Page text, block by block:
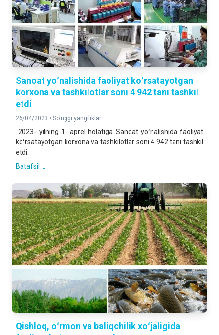
Sanoat yoʻnalishida faoliyat koʻrsatayotgan
korxona va tashkilotlar soni 4 942 tani tashkil
etdi
26/04/2023 • So'nggi yangiliklar
2023- yilning 1- aprel holatiga Sanoat yoʻnalishida faoliyat
koʻrsatayotgan korxona va tashkilotlar soni 4 942 tani tashkil
etdi.
Batafsil ...
Qishloq, oʻrmon va baliqchilik xoʻjaligida